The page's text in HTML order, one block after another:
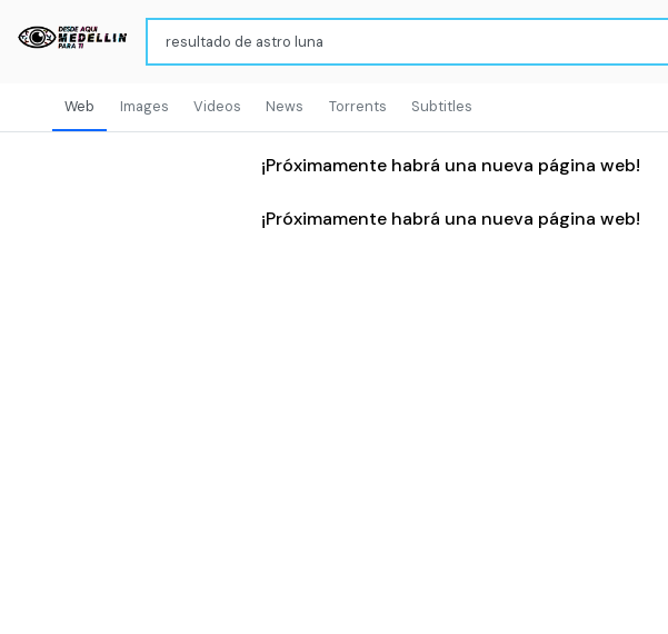
Web Images Videos News Torrents Subtitles
¡Próximamente habrá una nueva página web!
¡Próximamente habrá una nueva página web!